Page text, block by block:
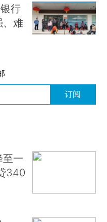
行
、难
订阅
至一
340